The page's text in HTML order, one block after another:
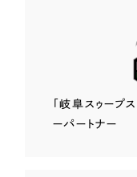
「岐阜スゥープス
ーパートナー